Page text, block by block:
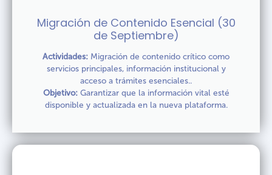
Migración de Contenido Esencial (30
de Septiembre)
Actividades: Migración de contenido crítico como
servicios principales, información institucional y
acceso a trámites esenciales..
Objetivo:Garantizar que la información vital esté
disponible y actualizada en la nueva plataforma.